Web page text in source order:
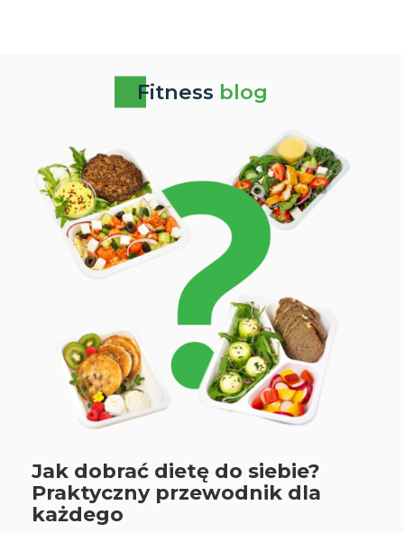
Fitness blog
Jak dobrać dietę do siebie?
Praktyczny przewodnik dla
każdego